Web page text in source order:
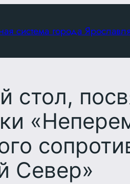
система города
стол,
Север»